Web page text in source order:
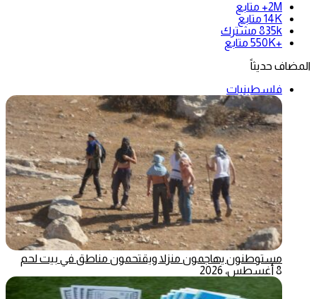
2M+
متابع
14K متابع
835k مشترك
+550K
متابع
المضاف حديثاً
فلسطينيات
مستوطنون يهاجمون منزلا ويقتحمون مناطق في بيت لحم
8 أغسطس، 2026